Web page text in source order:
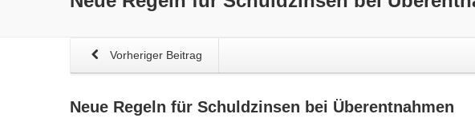
Vorheriger Beitrag
Neue Regeln für Schuldzinsen bei Überentnahmen